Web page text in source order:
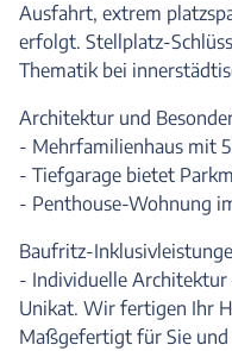
Ausfahrt, extrem
erfolgt. Stellplatz-
Thematik bei
Architektur und
- Mehrfamilienhaus mit
- Tiefgarage bietet
- Penthouse-Wohnung
Baufritz-
- Individuelle Architektur
Unikat. Wir fertigen Ihr
Maßgefertigt für Sie